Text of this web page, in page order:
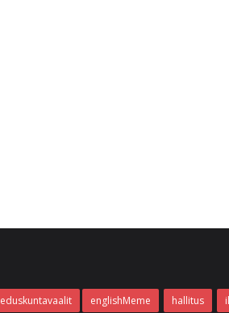
eduskuntavaalit englishMeme hallitus